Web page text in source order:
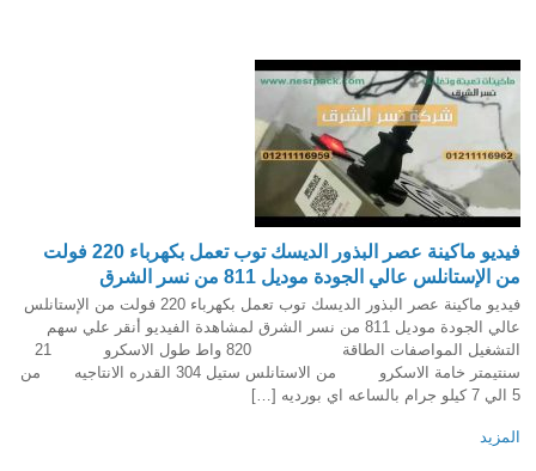
فيديو ماكينة عصر البذور الديسك توب تعمل بكهرباء 220 فولت
من الإستانلس عالي الجودة موديل 811 من نسر الشرق
فيديو ماكينة عصر البذور الديسك توب تعمل بكهرباء 220 فولت من الإستانلس
عالي الجودة موديل 811 من نسر الشرق لمشاهدة الفيديو أنقر علي سهم
التشغيل المواصفات الطاقة 820 واط طول الاسكرو 21
سنتيمتر خامة الاسكرو من الاستانلس ستيل 304 القدره الانتاجيه من
5 الي 7 كيلو جرام بالساعه اي بورديه […]
المزيد